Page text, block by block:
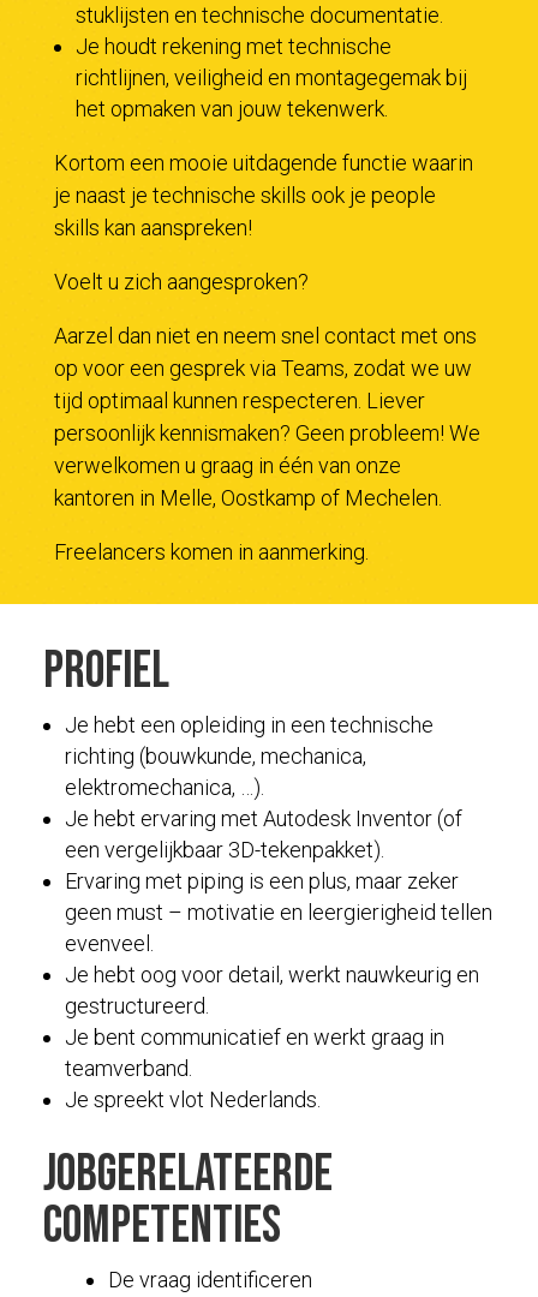
stuklijsten en technische documentatie.
Je houdt rekening met technische
richtlijnen, veiligheid en montagegemak bij
het opmaken van jouw tekenwerk.
Kortom een mooie uitdagende functie waarin
je naast je technische skills ook je people
skills kan aanspreken!
Voelt u zich aangesproken?
Aarzel dan niet en neem snel contact met ons
op voor een gesprek via Teams, zodat we uw
tijd optimaal kunnen respecteren. Liever
persoonlijk kennismaken? Geen probleem! We
verwelkomen u graag in één van onze
kantoren in Melle, Oostkamp of Mechelen.
Freelancers komen in aanmerking.
Profiel
Je hebt een opleiding in een technische
richting (bouwkunde, mechanica,
elektromechanica, …).
Je hebt ervaring met Autodesk Inventor (of
een vergelijkbaar 3D-tekenpakket).
Ervaring met piping is een plus, maar zeker
geen must – motivatie en leergierigheid tellen
evenveel.
Je hebt oog voor detail, werkt nauwkeurig en
gestructureerd.
Je bent communicatief en werkt graag in
teamverband.
Je spreekt vlot Nederlands.
Jobgerelateerde
competenties
De vraag identificeren